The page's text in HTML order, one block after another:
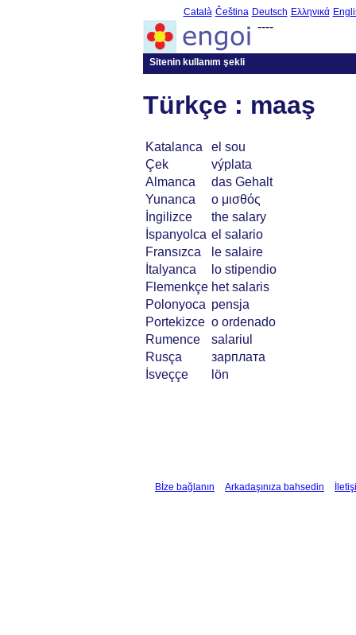
Català Čeština Deutsch Ελληνικά
----
Sitenin kullanım şekli
Türkçe : maaş
Katalanca
el sou
Çek
výplata
Almanca
das Gehalt
Yunanca
ο μισθός
İngilizce
the salary
İspanyolca el salario
Fransızca
le salaire
İtalyanca
lo stipendio
Flemenkçe het salaris
Polonyoca pensja
Portekizce o ordenado
Rumence
salariul
Rusça
зарплата
İsveççe
lön
Bİze bağlanın Arkadaşınıza bahsedin